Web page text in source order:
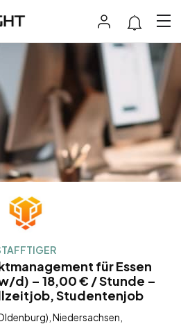
für Essen
d) – 18,00 € / Stunde –
Studentenjob
Niedersachsen,